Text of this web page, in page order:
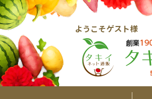
ようこそゲスト様